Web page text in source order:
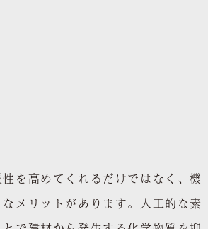
を高めてくれるだけではなく、機
メリットがあります。人工的な素